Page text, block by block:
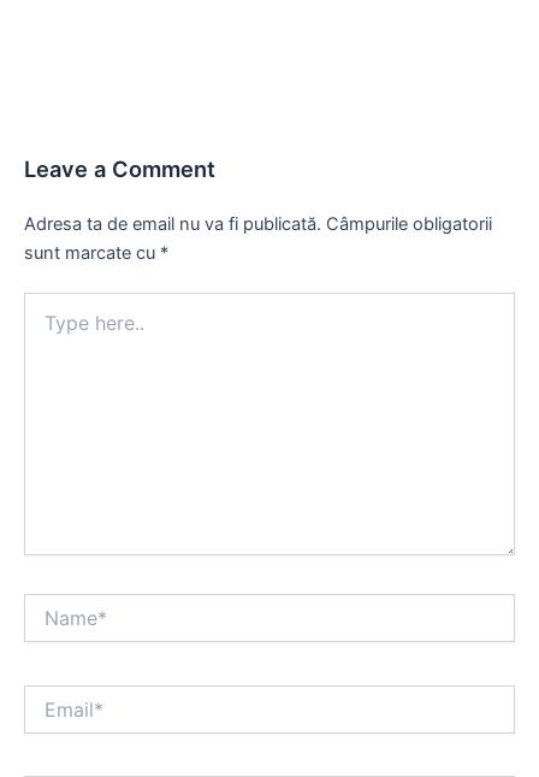
Leave a Comment
Adresa ta de email nu va fi publicată. Câmpurile obligatorii
sunt marcate cu *
here..